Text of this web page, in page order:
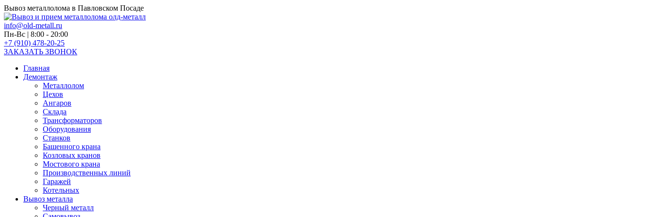
Вывоз металлолома в Павловском Посаде
info@old-metall.ru
Пн-Вс | 8:00 - 20:00
+7 (910) 478-20-25
ЗАКАЗАТЬ ЗВОНОК
Главная
Демонтаж
Металлолом
Цехов
Ангаров
Склада
Трансформаторов
Оборудования
Станков
Башенного крана
Козловых кранов
Мостового крана
Производственных линий
Гаражей
Котельных
Вывоз металла
Черный металл